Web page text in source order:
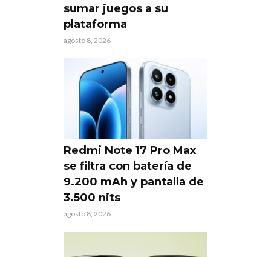
sumar juegos a su
plataforma
agosto 8, 2026
Redmi Note 17 Pro Max
se filtra con batería de
9.200 mAh y pantalla de
3.500 nits
agosto 8, 2026